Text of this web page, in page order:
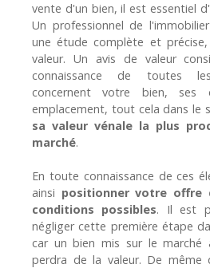
vente d'un bien, il est essentiel
Un professionnel de
une étude complète et
valeur. Un avis de valeur
connaissance de toutes
concernent votre bien, ses
emplacement, tout cela dans le
sa valeur vénale la plus
marché.
En toute connaissance de ces
ainsi positionner votre offre
conditions possibles. Il est
négliger cette première étape
car un bien mis sur le
perdra de la valeur. De même